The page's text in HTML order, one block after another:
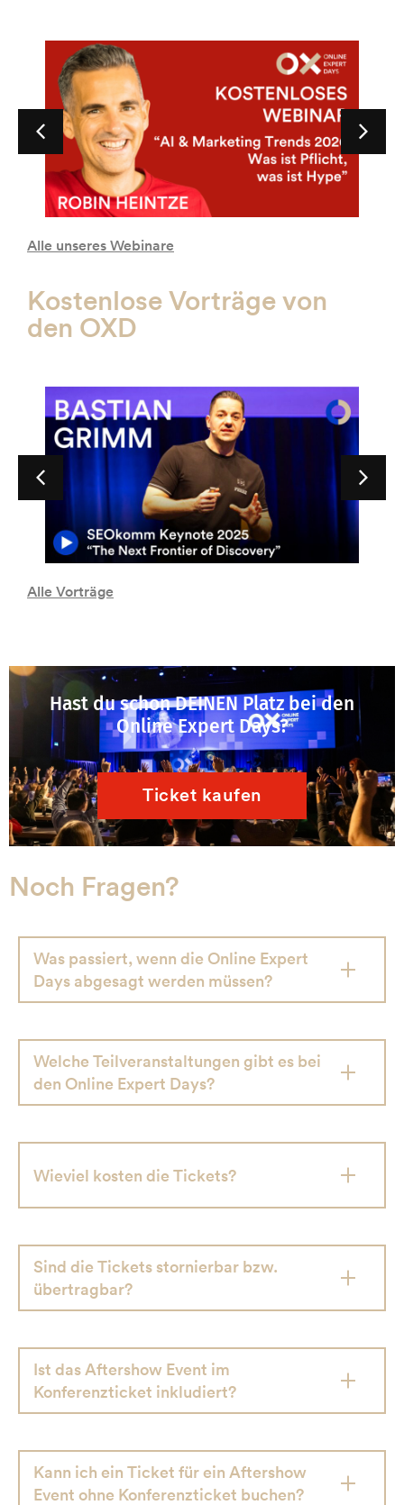
Alle unseres Webinare
Kostenlose Vorträge von
den OXD
Alle Vorträge
Hast du schon DEINEN Platz bei den
Online Expert Days?
Ticket kaufen
Noch Fragen?
Was passiert, wenn die Online Expert
Days abgesagt werden müssen?
Welche Teilveranstaltungen gibt es bei
den Online Expert Days?
Wieviel kosten die Tickets?
Sind die Tickets stornierbar bzw.
übertragbar?
Ist das Aftershow Event im
Konferenzticket inkludiert?
Kann ich ein Ticket für ein Aftershow
Event ohne Konferenzticket buchen?